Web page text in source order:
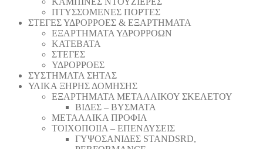
ΠΤΥΣΣΟΜΕΝΕΣ ΠΟΡΤΕΣ
ΣΤΕΓΕΣ ΥΔΡΟΡΡΟΕΣ & ΕΞΑΡΤΗΜΑΤΑ
ΕΞΑΡΤΗΜΑΤΑ ΥΔΡΟΡΡΟΩΝ
ΚΑΤΕΒΑΤΑ
ΣΤΕΓΕΣ
ΥΔΡΟΡΡΟΕΣ
ΣΥΣΤΗΜΑΤΑ ΣΗΤΑΣ
ΥΛΙΚΑ ΞΗΡΗΣ ΔΟΜΗΣΗΣ
ΕΞΑΡΤΗΜΑΤΑ ΜΕΤΑΛΛΙΚΟΥ ΣΚΕΛΕΤΟΥ
ΒΙΔΕΣ – ΒΥΣΜΑΤΑ
ΜΕΤΑΛΛΙΚΑ ΠΡΟΦΙΛ
ΤΟΙΧΟΠΟΙΙΑ – ΕΠΕΝΔΥΣΕΙΣ
ΓΥΨΟΣΑΝΙΔΕΣ STANDSRD,